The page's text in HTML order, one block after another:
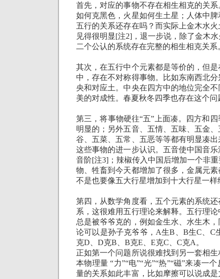
首先，对应的事物不存在相生相克的关
如何克黑色，火星如何生土星；人体中
五行的关系还存在吗？而实际上金木水
见得很明显[注2] ，退一步说，除了金木
二个公认的系统存在完整的相生相克关系
其次，在五行中个元素都是等价的，但
中，存在不对称得事物。比如东南西北
央和对应土。中央在四方中的地位完全
美的对成性。春夏秋冬四季也存在这个问
第三，将事物硬往“五”上面凑。四方和
明显的；另外五音、五情、五味、五金
谷、五菜、五常、五恶等等都有明显凑
这些事物的进一步认识。五音使中国音
音阶[注3] ；辣椒传入中国后增加一个非
物、牲畜到今天都增加了很多，金属元
不是也要像五大行星增加到十大行星一
第四，从数学角度看，五个元素的系统
系，这很难用五行理论来解释。五行理
总是被爷爷克的，例如金生水、水生木
论可以是孙子克爷爷， A生B B生C C
克D D克B B克E E克C C克A 。
正如第一个问题所说很难找到另一套相
本物理量 “力”“电”“光”“热”“磁”来凑一
量的关系如此丰富，比如摩擦可以说成